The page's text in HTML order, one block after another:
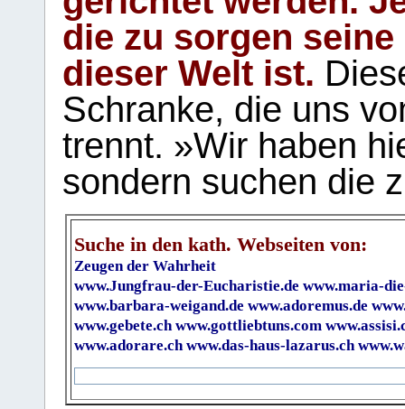
die zu sorgen
dieser Welt ist.
Schranke, die uns
trennt. »Wir haben
sondern suchen die
Suche in den kath. Webseiten von:
Zeugen der Wahrheit
www.Jungfrau-der-Eucharistie.de www.maria-
www.barbara-weigand.de www.adoremus.de
www.gebete.ch www.gottliebtuns.com
www.adorare.ch www.das-haus-lazarus.ch